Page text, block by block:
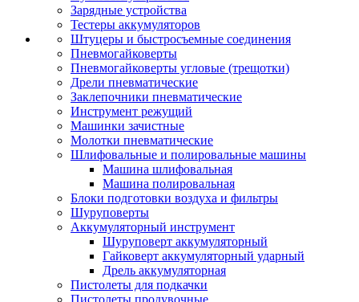
Зарядные устройства
Тестеры аккумуляторов
Штуцеры и быстросъемные соединения
Пневмогайковерты
Пневмогайковерты угловые (трещотки)
Дрели пневматические
Заклепочники пневматические
Инструмент режущий
Машинки зачистные
Молотки пневматические
Шлифовальные и полировальные машины
Машина шлифовальная
Машина полировальная
Блоки подготовки воздуха и фильтры
Шуруповерты
Аккумуляторный инструмент
Шуруповерт аккумуляторный
Гайковерт аккумуляторный ударный
Дрель аккумуляторная
Пистолеты для подкачки
Пистолеты продувочные